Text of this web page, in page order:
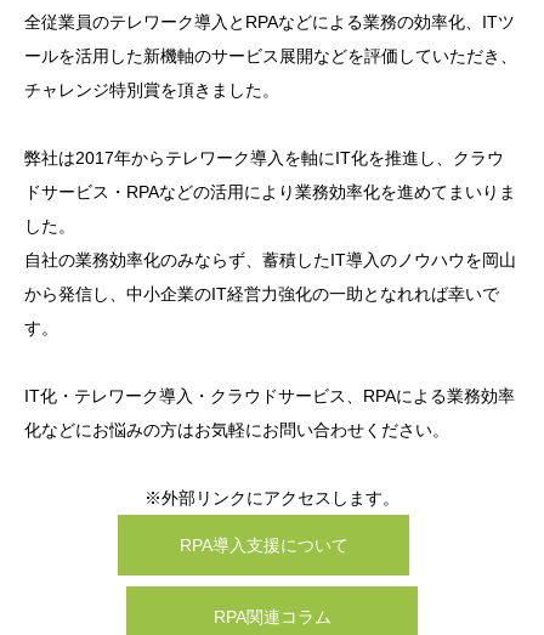
全従業員のテレワーク導入とRPAなどによる業務の効率化、ITツ
ールを活用した新機軸のサービス展開などを評価していただき、
チャレンジ特別賞を頂きました。
弊社は2017年からテレワーク導入を軸にIT化を推進し、クラウ
ドサービス・RPAなどの活用により業務効率化を進めてまいりま
した。
自社の業務効率化のみならず、蓄積したIT導入のノウハウを岡山
から発信し、中小企業のIT経営力強化の一助となれれば幸いで
す。
IT化・テレワーク導入・クラウドサービス、RPAによる業務効率
化などにお悩みの方はお気軽にお問い合わせください。
※外部リンクにアクセスします。
RPA導入支援について
RPA関連コラム